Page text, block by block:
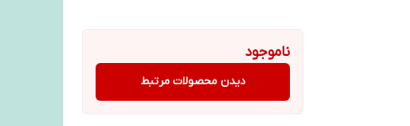
ناموجود
دیدن محصولات مرتبط